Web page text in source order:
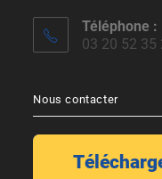
Téléphone :
03 20 52 35
Nous contacter